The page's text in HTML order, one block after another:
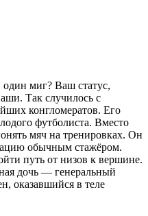
миг? Ваш статус,
Так случилось с
конгломератов. Его
футболиста. Вместо
мяч на тренировках. Он
обычным стажёром.
путь от низов к вершине.
дочь — генеральный
оказавшийся в теле